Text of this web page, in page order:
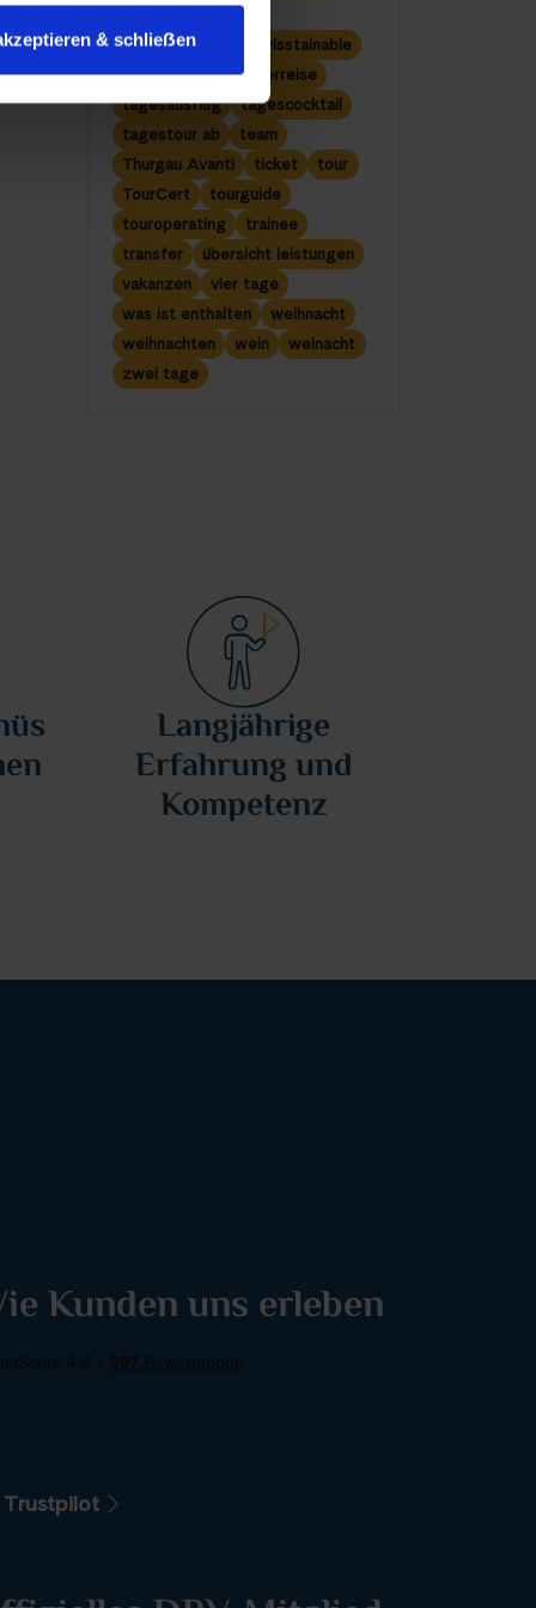
& schlieẞen
stellenangebote
stellenanzeige
swisstainable
sylvester
sylvesterreise
tagesausflug
tagescocktail
tagestour ab
team
Thurgau Avanti
ticket
tour
TourCert
tourguide
touroperating
trainee
transfer
übersicht leistungen
vakanzen
vier tage
was ist enthalten
weihnacht
weihnachten
wein
weinacht
zwei tage
Langjährige
Erfahrung und
Kompetenz
Kunden uns erleben
Trustpilot